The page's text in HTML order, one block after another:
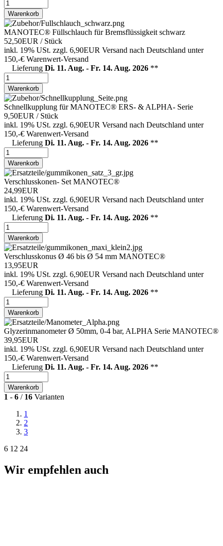
Warenkorb
MANOTEC® Füllschlauch für Bremsflüssigkeit schwarz
52,50EUR / Stück
inkl. 19% USt. zzgl. 6,90EUR Versand nach Deutschland unter
150,-€ Warenwert-Versand
Lieferung Di. 11. Aug. - Fr. 14. Aug. 2026 **
Warenkorb
Schnellkupplung für MANOTEC® ERS- & ALPHA- Serie
9,50EUR / Stück
inkl. 19% USt. zzgl. 6,90EUR Versand nach Deutschland unter
150,-€ Warenwert-Versand
Lieferung Di. 11. Aug. - Fr. 14. Aug. 2026 **
Warenkorb
Verschlusskonen- Set MANOTEC®
24,99EUR
inkl. 19% USt. zzgl. 6,90EUR Versand nach Deutschland unter
150,-€ Warenwert-Versand
Lieferung Di. 11. Aug. - Fr. 14. Aug. 2026 **
Warenkorb
Verschlusskonus Ø 46 bis Ø 54 mm MANOTEC®
13,95EUR
inkl. 19% USt. zzgl. 6,90EUR Versand nach Deutschland unter
150,-€ Warenwert-Versand
Lieferung Di. 11. Aug. - Fr. 14. Aug. 2026 **
Warenkorb
Glyzerinmanometer Ø 50mm, 0-4 bar, ALPHA Serie MANOTEC®
39,95EUR
inkl. 19% USt. zzgl. 6,90EUR Versand nach Deutschland unter
150,-€ Warenwert-Versand
Lieferung Di. 11. Aug. - Fr. 14. Aug. 2026 **
Warenkorb
1 - 6 / 16 Varianten
1
2
3
6 12 24
Wir empfehlen auch